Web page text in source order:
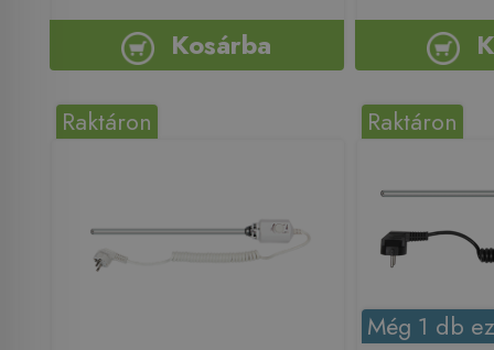
Kosárba
Raktáron Raktáron
Még 1 db